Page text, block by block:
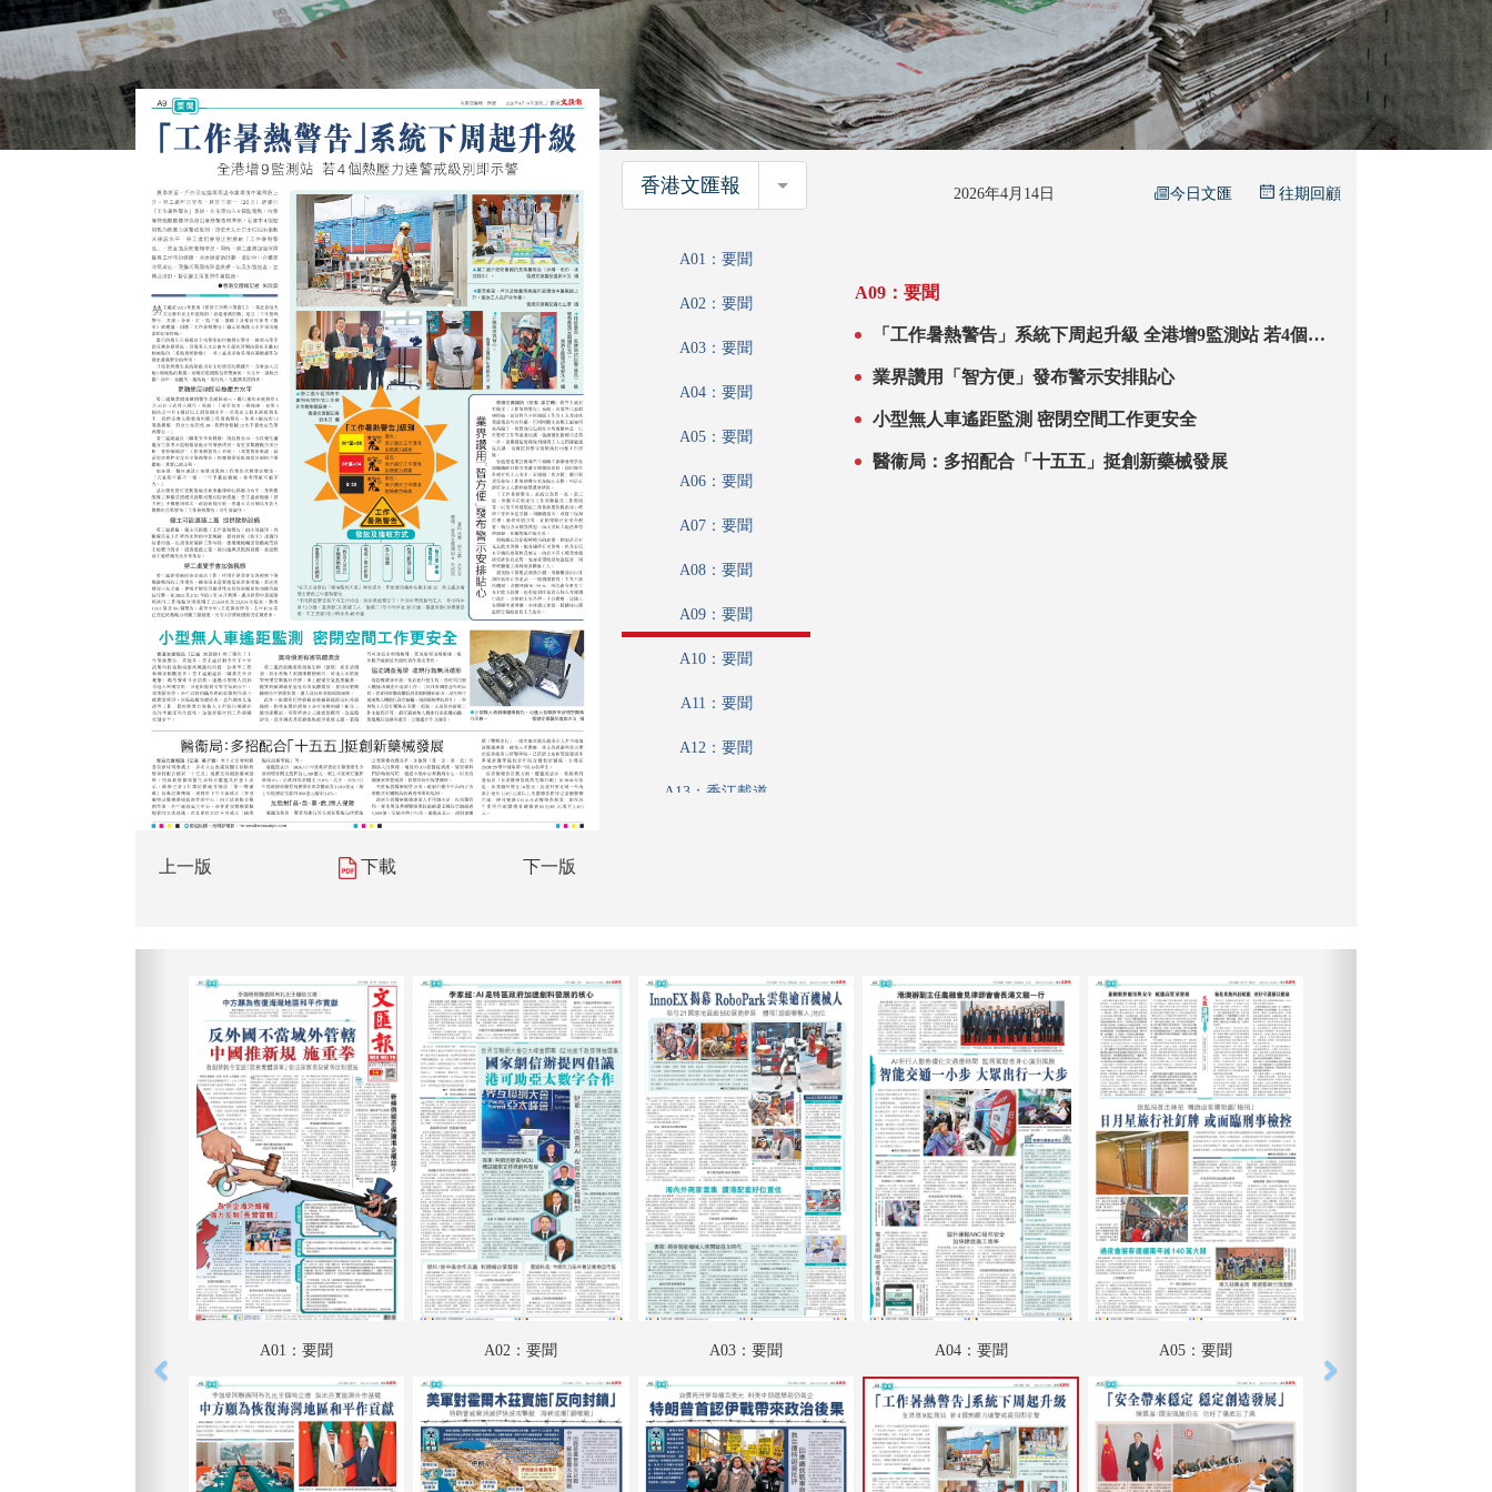
上一版 下載 下一版
香港文匯報 香港文匯報 2026年4月14日 今日文匯 往期回顧
A01：要聞
A02：要聞
A03：要聞
A04：要聞
A05：要聞
A06：要聞
A07：要聞
A08：要聞
A09：要聞
A10：要聞
A11：要聞
A12：要聞
A13：香江載道
A18：文化視野
A19：魅力衣妝
A20：港聞
B01：財經
B02：財經
B03：財經
B04：文匯園
B05：采風
A09：要聞
「工作暑熱警告」系統下周起升級 全港增9監測站 若4個熱
業界讚用「智方便」發布警示安排貼心
小型無人車遙距監測 密閉空間工作更安全
醫衞局：多招配合「十五五」挺創新藥械發展
A01：要聞 A02：要聞 A03：要聞 A04：要聞 A05：要聞